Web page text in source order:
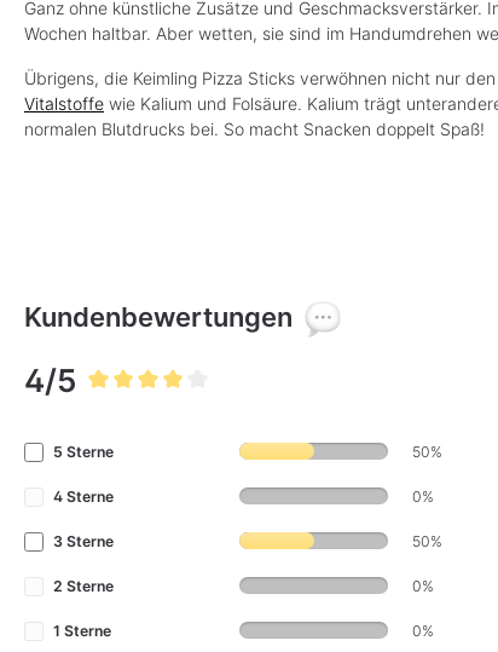
Ganz ohne künstliche Zusätze und
Wochen haltbar. Aber wetten, sie sind im Handumdrehen
Übrigens, die Keimling Pizza Sticks verwöhnen nicht nur
Vitalstoffe wie Kalium und Folsäure. Kalium trägt
normalen Blutdrucks bei. So macht Snacken doppelt Spaß!
Kundenbewertungen
4/5
5 Sterne 50%
4 Sterne 0%
3 Sterne 50%
2 Sterne 0%
1 Sterne 0%